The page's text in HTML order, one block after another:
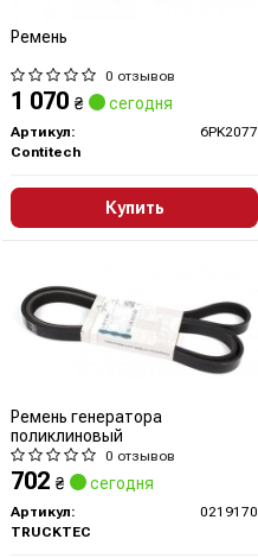
Ремень
0 отзывов
1 070 ₴ сегодня
Артикул:
6PK2077
Contitech
Купить
Ремень генератора
поликлиновый
0 отзывов
702 ₴ сегодня
Артикул:
0219170
TRUCKTEC